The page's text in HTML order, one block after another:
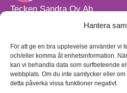
Hantera
För att ge en bra upplevelse använder vi
och/eller komma åt enhetsinformation.
kan vi behandla data som surfbeteende
webbplats. Om du inte samtycker eller
detta påverka vissa funktioner negativt.
Tecken Sandra Oy Ab
info@teckensandra.fi
Vårt verksamhetsutrymme
Torpvägen 9 B 13,
01150 Söderkulla
Beställnings- och